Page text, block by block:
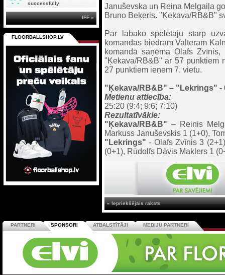
Januševska un Reiņa Melgaiļa
Bruno Beķeris. "Ķekava/RB&B"
Par labāko spēlētāju starp
komandas biedram Valteram
komandā saņēma Olafs
"Ķekava/RB&B" ar 57 punktiem
27 punktiem ieņem 7. vietu.
"Ķekava/RB&B" – " Lekrings" -
Metienu attiecība:
25:20 (9:4; 9:6; 7:10)
Rezultatīvākie:
"Ķekava/RB&B"– Reinis
Markuss Januševskis 1 (1+0),
" Lekrings" - Olafs Zvīnis 3
(0+1), Rūdolfs Dāvis Maklers 1
« Iepriekšējais raksts
successfully
IFF »
FLOORBALLSHOP.LV
PARTNERI SPONSORI ATBALSTĪTĀJI MEDIJU PARTNERI